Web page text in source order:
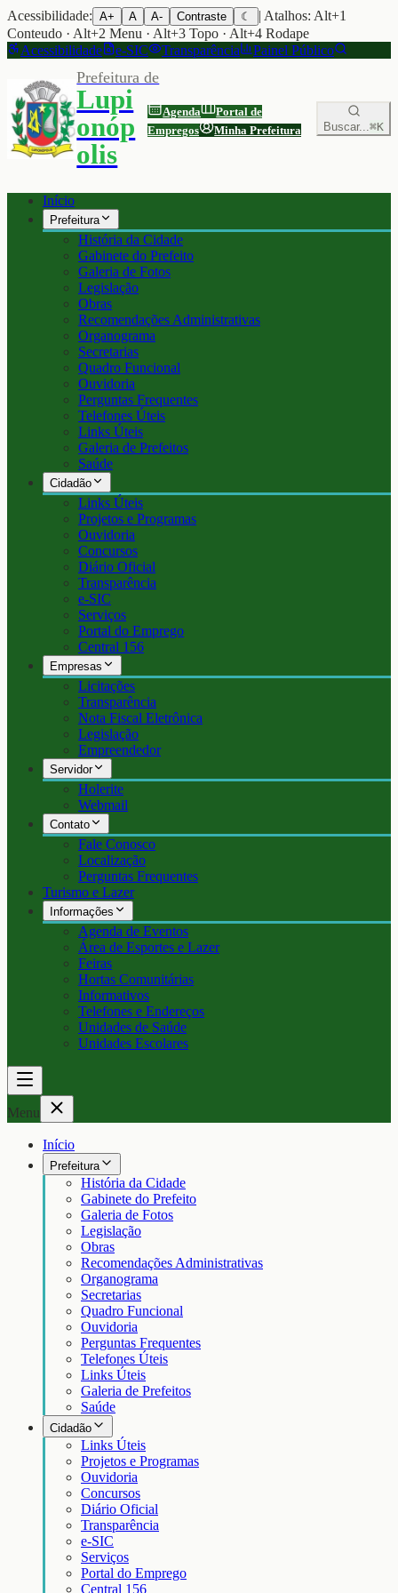
Acessibilidade: A+ A A- Contraste ☾
| Atalhos: Alt+1
Conteudo · Alt+2 Menu · Alt+3 Topo · Alt+4 Rodape
Acessibilidade
e-SIC Transparência Painel Público
Prefeitura de
Lupi
onóp
olis
Agenda
Portal de
Empregos
Minha Prefeitura Buscar...⌘K
Início
Prefeitura
História da Cidade
Gabinete do Prefeito
Galeria de Fotos
Legislação
Obras
Recomendações Administrativas
Organograma
Secretarias
Quadro Funcional
Ouvidoria
Perguntas Frequentes
Telefones Úteis
Links Úteis
Galeria de Prefeitos
Saúde
Cidadão
Links Úteis
Projetos e Programas
Ouvidoria
Concursos
Diário Oficial
Transparência
e-SIC
Serviços
Portal do Emprego
Central 156
Empresas
Licitações
Transparência
Nota Fiscal Eletrônica
Legislação
Empreendedor
Servidor
Holerite
Webmail
Contato
Fale Conosco
Localização
Perguntas Frequentes
Turismo e Lazer
Informações
Agenda de Eventos
Área de Esportes e Lazer
Feiras
Hortas Comunitárias
Informativos
Telefones e Endereços
Unidades de Saúde
Unidades Escolares
Menu
Início
Prefeitura
História da Cidade
Gabinete do Prefeito
Galeria de Fotos
Legislação
Obras
Recomendações Administrativas
Organograma
Secretarias
Quadro Funcional
Ouvidoria
Perguntas Frequentes
Telefones Úteis
Links Úteis
Galeria de Prefeitos
Saúde
Cidadão
Links Úteis
Projetos e Programas
Ouvidoria
Concursos
Diário Oficial
Transparência
e-SIC
Serviços
Portal do Emprego
Central 156